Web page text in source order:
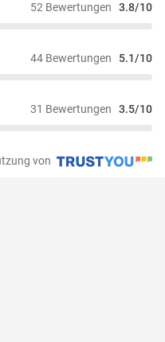
52 Bewertungen 3.8/10
44 Bewertungen 5.1/10
31 Bewertungen 3.5/10
von